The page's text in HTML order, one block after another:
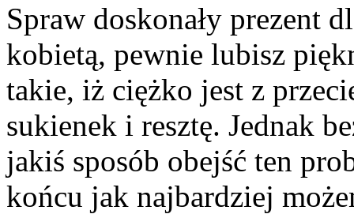
Spraw doskonały prezent
kobietą, pewnie lubisz
takie, iż ciężko jest z
sukienek i resztę. Jednak
jakiś sposób obejść ten
końcu jak najbardziej